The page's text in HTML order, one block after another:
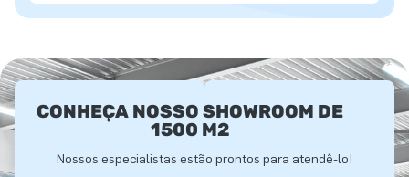
CONHEÇA NOSSO SHOWROOM DE
1500 M2
Nossos especialistas estão prontos para atendê-lo!